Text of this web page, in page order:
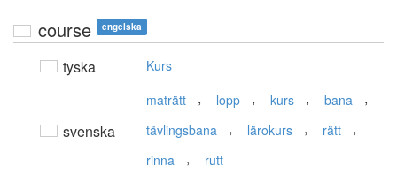
course engelska
tyska Kurs
svenska
maträtt , lopp , kurs , bana ,
tävlingsbana , lärokurs , rätt ,
rinna , rutt